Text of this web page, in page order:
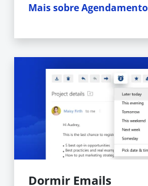
Mais sobre
Dormir Emails